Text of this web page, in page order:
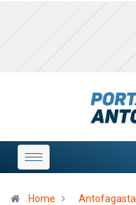
Home Antofagasta